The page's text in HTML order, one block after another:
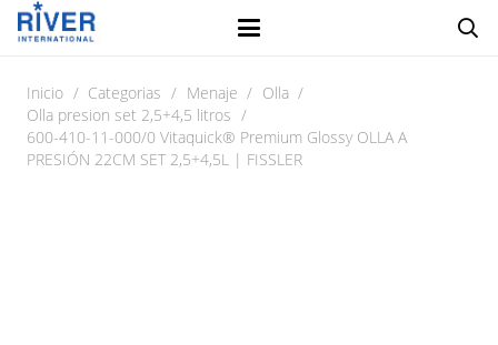
Inicio / Categorias / Menaje / Olla /
Olla presion set 2,5+4,5 litros /
600-410-11-000/0 Vitaquick® Premium Glossy OLLA A
PRESIÓN 22CM SET 2,5+4,5L | FISSLER